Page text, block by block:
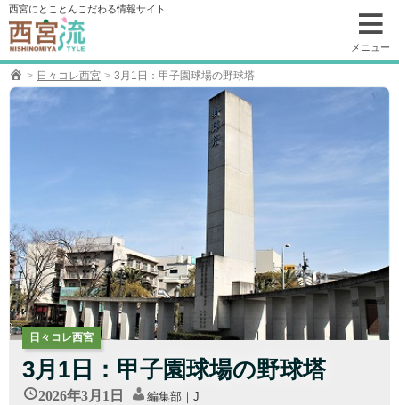
コ
ン
テ
ン
ツ
西宮にとことんこだわる情報サイト
メニュー
日々コレ西宮 3月1日：甲子園球場の野球塔
日々コレ西宮
3月1日：甲子園球場の野球塔
2026年3月1日 編集部｜J